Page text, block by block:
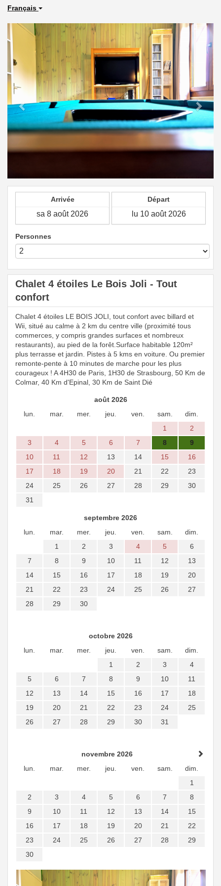
Français
Previous Next
Arrivée Départ
Personnes
Chalet 4 étoiles Le Bois Joli - Tout
confort
Chalet 4 étoiles LE BOIS JOLI, tout confort avec billard et
Wii, situé au calme à 2 km du centre ville (proximité tous
commerces, y compris grandes surfaces et nombreux
restaurants), au pied de la forêt.Surface habitable 120m²
plus terrasse et jardin. Pistes à 5 kms en voiture. Ou premier
remonte-pente à 10 minutes de marche pour les plus
courageux ! A 4H30 de Paris, 1H30 de Strasbourg, 50 Km de
Colmar, 40 Km d'Epinal, 30 Km de Saint Dié
août 2026
lun.
mar. mer. jeu. ven. sam.
dim.
1
2
3
4 5 6 7 8
9
10
11 12 13 14 15
16
17
18 19 20 21 22
23
24
25 26 27 28 29
30
31
septembre 2026
lun.
mar. mer. jeu. ven. sam.
dim.
1
2 3 4 5
6
7
8 9 10 11 12
13
14
15 16 17 18 19
20
21
22 23 24 25 26
27
28
29 30
octobre 2026
lun.
mar. mer. jeu. ven. sam.
dim.
1
2 3
4
5
6 7 8 9 10
11
12
13 14 15 16 17
18
19
20 21 22 23 24
25
26
27 28 29 30 31
novembre 2026
lun.
mar. mer. jeu. ven. sam.
dim.
1
2
3 4 5 6 7
8
9
10 11 12 13 14
15
16
17 18 19 20 21
22
23
24 25 26 27 28
29
30
Previous Next